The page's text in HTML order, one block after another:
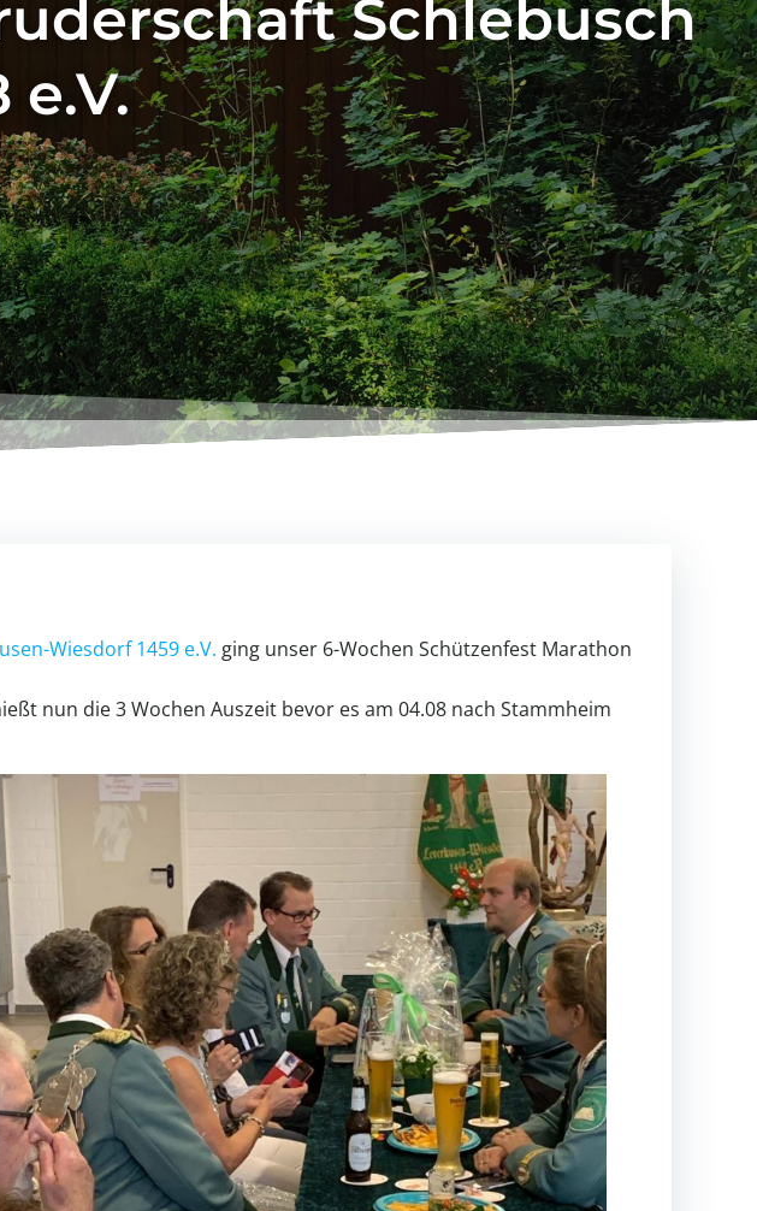
Schlebusch
e.V.
Wiesdorf 1459 e.V. ging unser 6-Wochen Schützenfest Marathon
nun die 3 Wochen Auszeit bevor es am 04.08 nach Stammheim